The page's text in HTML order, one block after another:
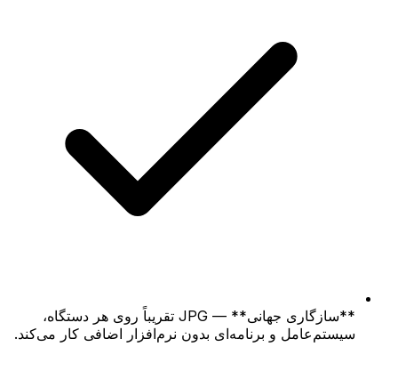
**سازگاری جهانی** — JPG تقریباً روی هر دستگاه،
سیستم‌عامل و برنامه‌ای بدون نرم‌افزار اضافی کار می‌کند.